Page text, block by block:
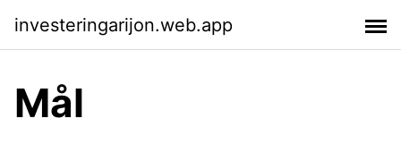
investeringarijon.web.app
Mål